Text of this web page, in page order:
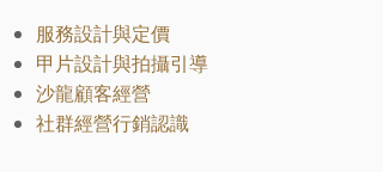
服務設計與定價
甲片設計與拍攝引導
​沙龍顧客經營
社群經營行銷認識